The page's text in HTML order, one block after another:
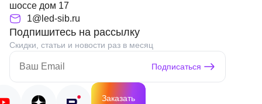
шоссе дом 17
1@led-sib.ru
Подпишитесь на рассылку
Скидки, статьи и новости раз в месяц
Подписаться
Заказать